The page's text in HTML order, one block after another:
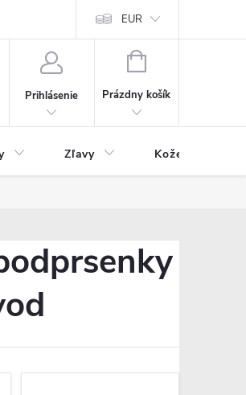
EUR
Prihlásenie
NÁKUPNÝ
Prázdny košík
Zľavy Kožený tovar